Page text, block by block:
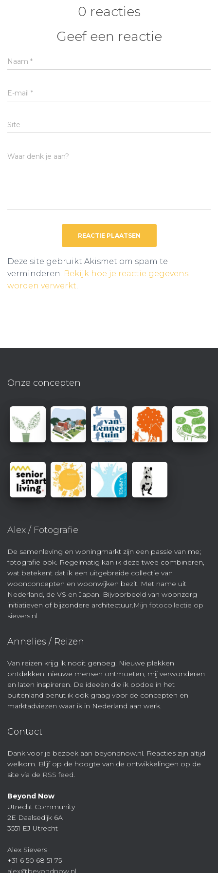
0 reacties
Geef een reactie
Naam *
E-mail *
Site
Waar denk je aan?
Deze site gebruikt Akismet om spam te
verminderen. Bekijk hoe je reactie gegevens
worden verwerkt.
Onze concepten
Alex / Fotografie
De samenleving en woningmarkt zijn een passie van me;
fotografie ook. Regelmatig kan ik deze twee combineren,
wat betekent dat ik een uitgebreide collectie van
woonconcepten en woonwijken bezit. Met name uit
Nederland, de VS en Japan. Bijvoorbeeld van woonzorg
initiatieven of bijzondere architectuur.Mijn fotocollectie op
sievers.nl
Annelies / Reizen
Van reizen krijg ik nooit genoeg. Nieuwe plekken
ontdekken, nieuwe mensen ontmoeten, mij verwonderen
en laten inspireren. De ideeën die ik opdoe in het
buitenland benut ik ook graag voor de concepten en
marktadviezen waar ik in Nederland aan werk.
Contact
Dank voor je bezoek aan beyondnow.nl. Reacties zijn altijd
welkom. Blijf op de hoogte van de ontwikkelingen op de
site via de RSS feed.
Beyond Now
Utrecht Community
2E Daalsedijk 6A
3551 EJ Utrecht
Alex Sievers
+31 6 50 68 51 75
alex@beyondnow.nl